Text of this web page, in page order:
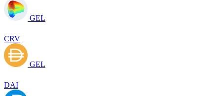
GEL
CRV
GEL
DAI